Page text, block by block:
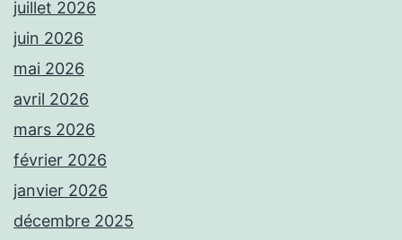
juillet 2026
juin 2026
mai 2026
avril 2026
mars 2026
février 2026
janvier 2026
décembre 2025